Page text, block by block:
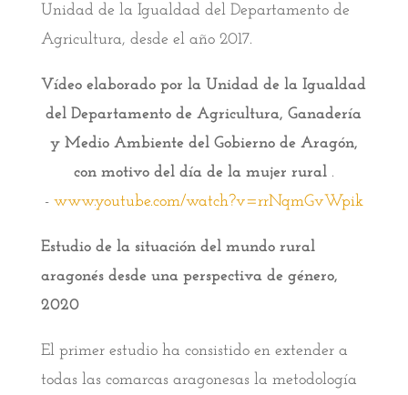
Unidad de la Igualdad del Departamento de
Agricultura, desde el año 2017.
Vídeo elaborado por la Unidad de la Igualdad
del Departamento de Agricultura, Ganadería
y Medio Ambiente del Gobierno de Aragón,
con motivo del día de la mujer rural.
- www.youtube.com/watch?v=rrNqmGvWpik
Estudio de la situación del mundo rural
aragonés desde una perspectiva de género,
2020
El primer estudio ha consistido en extender a
todas las comarcas aragonesas la metodología